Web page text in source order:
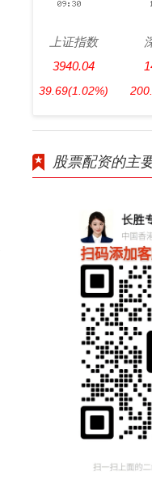
上证指数
3940.04
39.69(1.02%)
股票配资的主